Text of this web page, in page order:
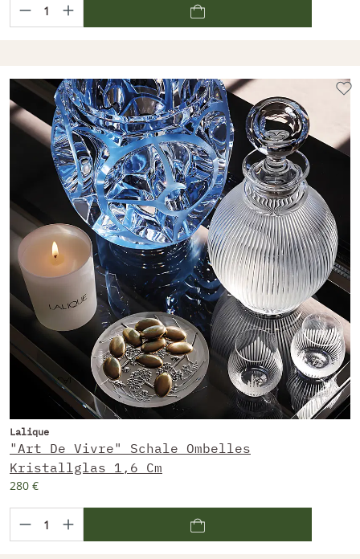
Lalique
"Art De Vivre" Schale Ombelles
Kristallglas 1,6 Cm
280 €